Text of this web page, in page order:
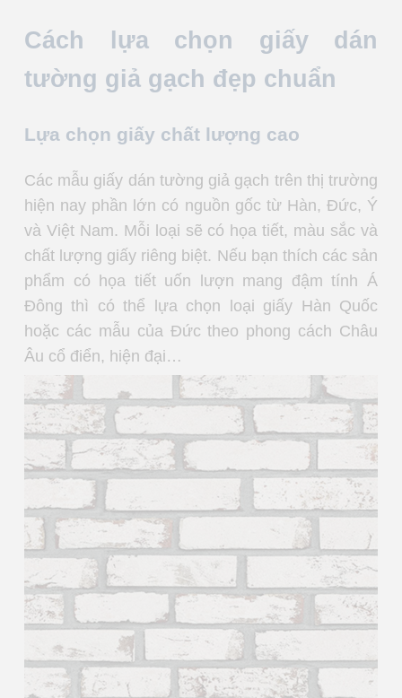
Cách lựa chọn giấy dán
tường giả gạch đẹp chuẩn
Lựa chọn giấy chất lượng cao
Các mẫu giấy dán tường giả gạch trên thị trường
hiện nay phần lớn có nguồn gốc từ Hàn, Đức, Ý
và Việt Nam. Mỗi loại sẽ có họa tiết, màu sắc và
chất lượng giấy riêng biệt. Nếu bạn thích các sản
phẩm có họa tiết uốn lượn mang đậm tính Á
Đông thì có thể lựa chọn loại giấy Hàn Quốc
hoặc các mẫu của Đức theo phong cách Châu
Âu cổ điển, hiện đại…